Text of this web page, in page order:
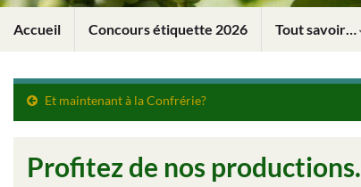
Accueil Concours étiquette 2026 Tout savoir…
Et maintenant à la Confrérie?
Profitez de nos productions.